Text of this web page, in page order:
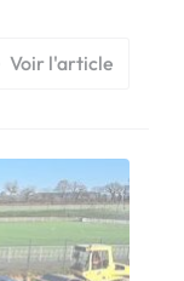
Voir l'article